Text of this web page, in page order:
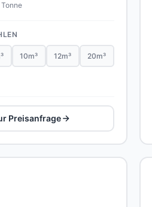
10m³ 12m³ 20m³
Preisanfrage